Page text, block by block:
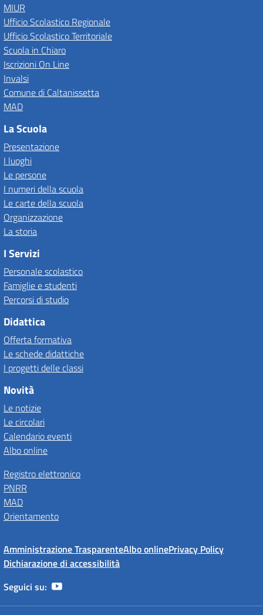
MIUR
Ufficio Scolastico Regionale
Ufficio Scolastico Territoriale
Scuola in Chiaro
Iscrizioni On Line
Invalsi
Comune di Caltanissetta
MAD
La Scuola
Presentazione
I luoghi
Le persone
I numeri della scuola
Le carte della scuola
Organizzazione
La storia
I Servizi
Personale scolastico
Famiglie e studenti
Percorsi di studio
Didattica
Offerta formativa
Le schede didattiche
I progetti delle classi
Novità
Le notizie
Le circolari
Calendario eventi
Albo online
Registro elettronico
PNRR
MAD
Orientamento
Amministrazione TrasparenteAlbo onlinePrivacy Policy
Dichiarazione di accessibilità
Seguici su: